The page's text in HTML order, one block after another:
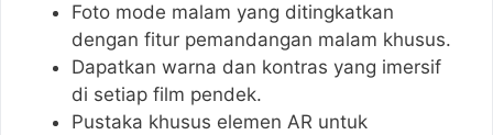
Foto mode malam yang ditingkatkan
dengan fitur pemandangan malam khusus.
Dapatkan warna dan kontras yang imersif
di setiap film pendek.
Pustaka khusus elemen AR untuk